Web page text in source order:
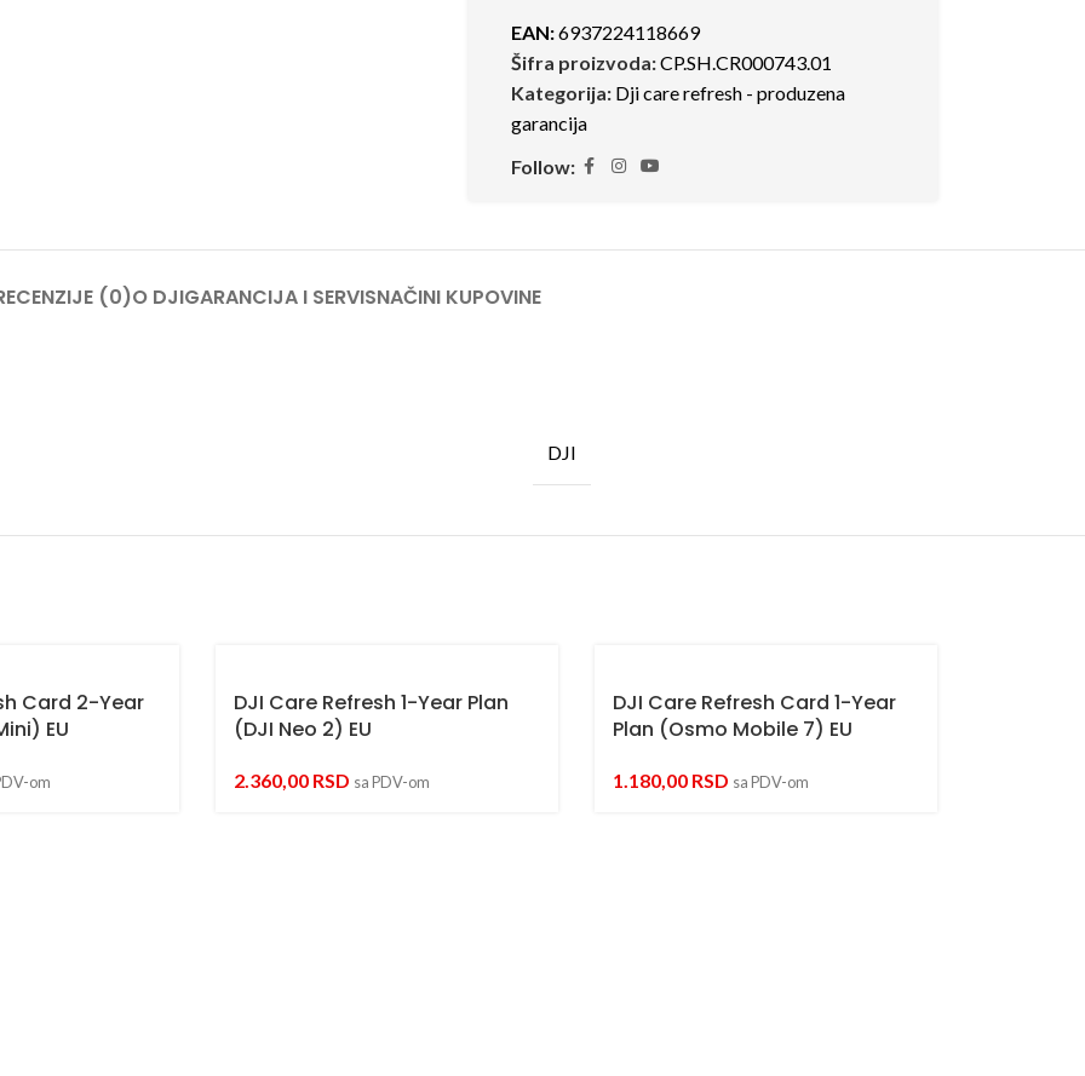
EAN:6937224118669
Šifra proizvoda:CP.SH.CR000743.01
Kategorija: Dji care refresh - produzena
garancija
Follow:
(0)O DJIGARANCIJA I SERVISNAČINI KUPOVINE
DJI
Card 2-Year
EU
om
DJI Care Refresh 1-Year Plan
(DJI Neo 2) EU
2.360,00 RSD sa PDV-om
DJI Care Refresh Card 1-Year
Plan (Osmo Mobile 7) EU
1.180,00 RSD sa PDV-om